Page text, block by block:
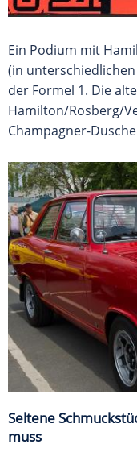
Ein Podium mit
(in
der Formel 1. Die
Hamilton/Rosberg/
Champagner-
Seltene
muss